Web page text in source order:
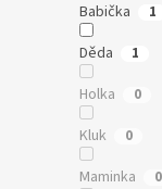
Babička 1
Děda 1
Holka 0
Kluk 0
Maminka 0